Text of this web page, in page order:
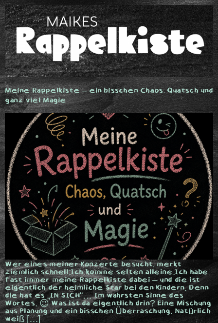
Meine Rappelkiste – ein bisschen Chaos, Quatsch und
ganz viel Magie
Wer eines meiner Konzerte besucht, merkt
ziemlich schnell:Ich komme selten alleine.Ich habe
fast immer meine Rappelkiste dabei – und die ist
eigentlich der heimliche Star bei den Kindern. Denn
die hat es „IN SICH“… Im wahrsten Sinne des
Wortes. 😉 Was ist da eigentlich drin? Eine Mischung
aus Planung und ein bisschen Überraschung. Natürlich
weiß […]